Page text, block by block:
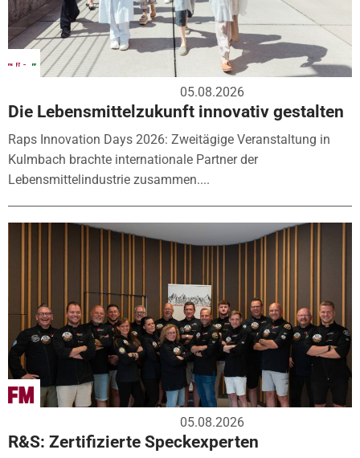
05.08.2026
Die Lebensmittelzukunft innovativ gestalten
Raps Innovation Days 2026: Zweitägige Veranstaltung in
Kulmbach brachte internationale Partner der
Lebensmittelindustrie zusammen....
05.08.2026
R&S: Zertifizierte Speckexperten